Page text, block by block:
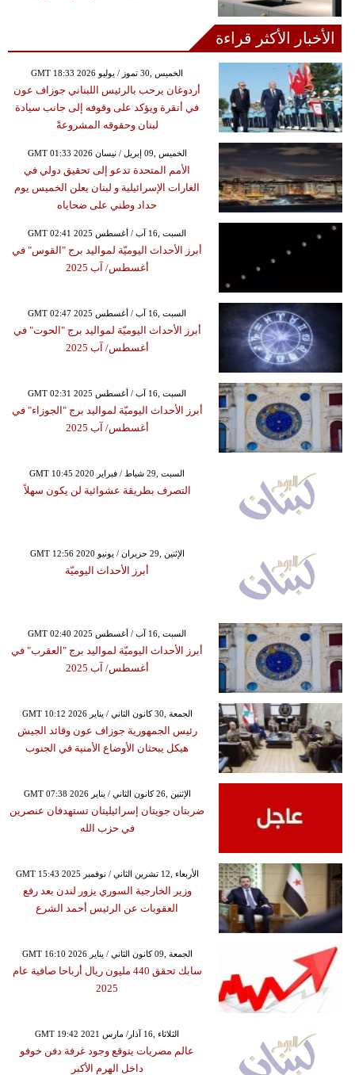
الأخبار الأكثر قراءة
GMT 18:33 2026 الخميس ,30 تموز / يوليو
أردوغان يرحب بالرئيس اللبناني جوزاف عون
في أنقرة ويؤكد على وقوفه إلى جانب سيادة
لبنان وحقوقه المشروعةً
GMT 01:33 2026 الخميس ,09 إبريل / نيسان
الأمم المتحدة تدعو إلى تحقيق دولي في
الغارات الإسرائيلية و لبنان يعلن الخميس يوم
حداد وطني على ضحاياه
GMT 02:41 2025 السبت ,16 آب / أغسطس
أبرز الأحداث اليوميّة لمواليد برج "القوس" في
أغسطس/ آب 2025
GMT 02:47 2025 السبت ,16 آب / أغسطس
أبرز الأحداث اليوميّة لمواليد برج "الحوت" في
أغسطس/ آب 2025
GMT 02:31 2025 السبت ,16 آب / أغسطس
أبرز الأحداث اليوميّة لمواليد برج "الجوزاء" في
أغسطس/ آب 2025
GMT 10:45 2020 السبت ,29 شباط / فبراير
التصرف بطريقة عشوائية لن يكون سهلاً
GMT 12:56 2020 الإثنين ,29 حزيران / يونيو
أبرز الأحداث اليوميّة
GMT 02:40 2025 السبت ,16 آب / أغسطس
أبرز الأحداث اليوميّة لمواليد برج "العقرب" في
أغسطس/ آب 2025
GMT 10:12 2026 الجمعة ,30 كانون الثاني / يناير
رئيس الجمهورية جوزاف عون وقائد الجيش
هيكل يبحثان الأوضاع الأمنية في الجنوب
GMT 07:38 2026 الإثنين ,26 كانون الثاني / يناير
ضربتان جويتان إسرائيليتان تستهدفان عنصرين
في حزب الله
GMT 15:43 2025 الأربعاء ,12 تشرين الثاني / نوفمبر
وزير الخارجية السوري يزور لندن بعد رفع
العقوبات عن الرئيس أحمد الشرع
GMT 16:10 2026 الجمعة ,09 كانون الثاني / يناير
سابك تحقق 440 مليون ريال أرباحا صافية عام
2025
GMT 19:42 2021 الثلاثاء ,16 آذار/ مارس
عالم مصريات يتوقع وجود غرفة دفن خوفو
داخل الهرم الأكبر